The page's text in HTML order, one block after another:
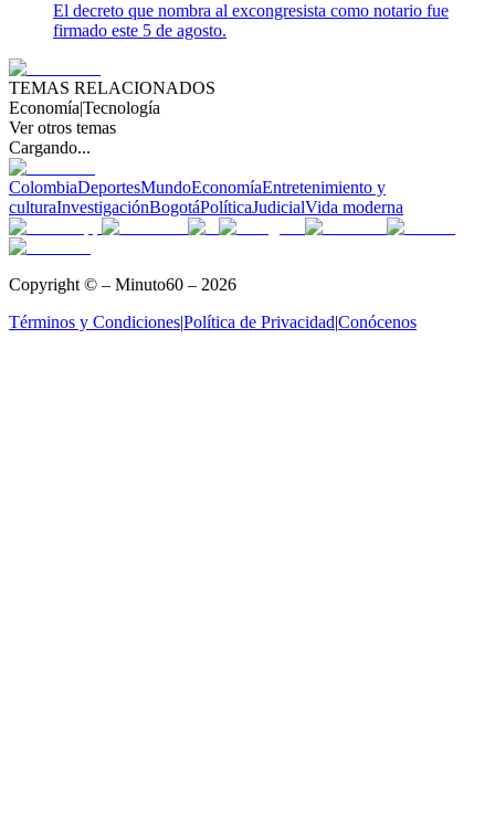
El decreto que nombra al excongresista como notario fue
firmado este 5 de agosto.
TEMAS RELACIONADOS
Economía|Tecnología
Ver otros temas
Cargando...
ColombiaDeportesMundoEconomíaEntretenimiento y
culturaInvestigaciónBogotáPolíticaJudicialVida moderna
Copyright © – Minuto60 – 2026
Términos y Condiciones|Política de Privacidad|Conócenos